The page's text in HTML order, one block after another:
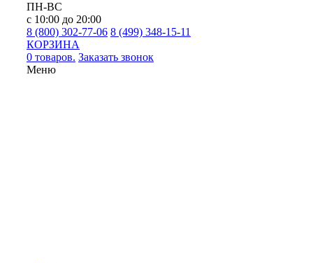
ПН-ВС
с 10:00 до 20:00
8 (800) 302-77-06 8 (499) 348-15-11
КОРЗИНА
0 товаров. Заказать звонок
Меню